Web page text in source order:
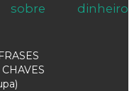
sobre dinheiro